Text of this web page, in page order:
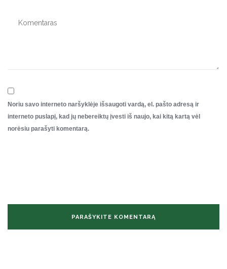
Noriu savo interneto naršyklėje išsaugoti vardą, el. pašto adresą ir
interneto puslapį, kad jų nebereiktų įvesti iš naujo, kai kitą kartą vėl
norėsiu parašyti komentarą.